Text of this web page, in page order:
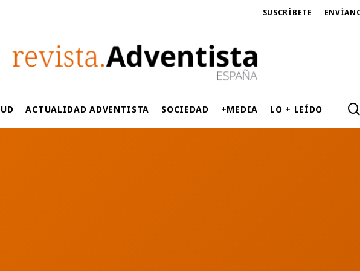
SUSCRÍBETE
ACTUALIDAD ADVENTISTA SOCIEDAD +MEDIA LO + LEÍDO